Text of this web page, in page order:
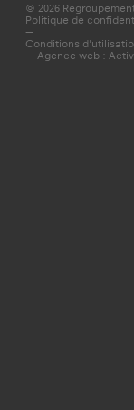
© 2026
Politique de
—
Conditions
— Agence web :